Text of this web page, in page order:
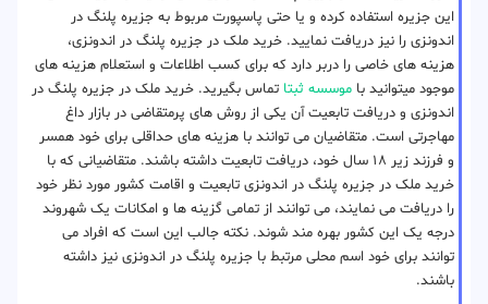
این جزیره استفاده کرده و یا حتی پاسپورت مربوط به جزیره پلنگ در
اندونزی را نیز دریافت نمایید. خرید ملک در جزیره پلنگ در اندونزی،
هزینه های خاصی را دربر دارد که برای کسب اطلاعات و استعلام هزینه های
موجود میتوانید با موسسه ثبتا تماس بگیرید. خرید ملک در جزیره پلنگ در
اندونزی و دریافت تابعیت آن یکی از روش های پرمتقاضی در بازار داغ
مهاجرتی است. متقاضیان می توانند با هزینه های حداقلی برای خود همسر
و فرزند زیر ۱۸ سال خود، دریافت تابعیت داشته باشند. متقاضیانی که با
خرید ملک در جزیره پلنگ در اندونزی تابعیت و اقامت کشور مورد نظر خود
را دریافت می نمایند، می توانند از تمامی گزینه ها و امکانات یک شهروند
درجه یک این کشور بهره مند شوند. نکته جالب این است که افراد می
توانند برای خود اسم محلی مرتبط با جزیره پلنگ در اندونزی نیز داشته
باشند.